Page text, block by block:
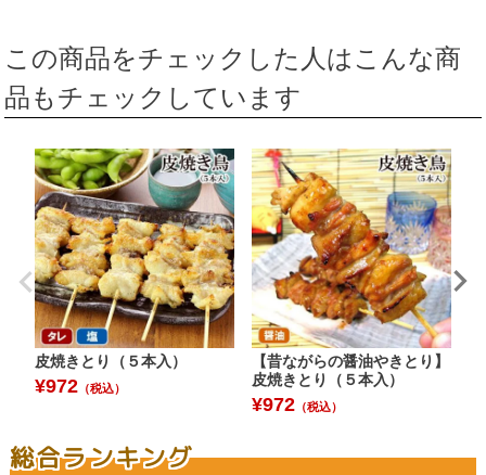
この商品をチェックした人はこんな商
品もチェックしています
皮焼きとり（５本入）
¥972 （税込）
【昔ながらの醤油やきとり】
皮焼きとり（５本入）
¥972 （税込）
総合ランキング